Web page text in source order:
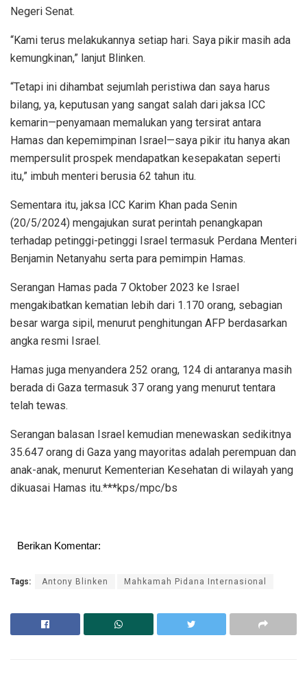
Negeri Senat.
“Kami terus melakukannya setiap hari. Saya pikir masih ada
kemungkinan,” lanjut Blinken.
“Tetapi ini dihambat sejumlah peristiwa dan saya harus
bilang, ya, keputusan yang sangat salah dari jaksa ICC
kemarin—penyamaan memalukan yang tersirat antara
Hamas dan kepemimpinan Israel—saya pikir itu hanya akan
mempersulit prospek mendapatkan kesepakatan seperti
itu,” imbuh menteri berusia 62 tahun itu.
Sementara itu, jaksa ICC Karim Khan pada Senin
(20/5/2024) mengajukan surat perintah penangkapan
terhadap petinggi-petinggi Israel termasuk Perdana Menteri
Benjamin Netanyahu serta para pemimpin Hamas.
Serangan Hamas pada 7 Oktober 2023 ke Israel
mengakibatkan kematian lebih dari 1.170 orang, sebagian
besar warga sipil, menurut penghitungan AFP berdasarkan
angka resmi Israel.
Hamas juga menyandera 252 orang, 124 di antaranya masih
berada di Gaza termasuk 37 orang yang menurut tentara
telah tewas.
Serangan balasan Israel kemudian menewaskan sedikitnya
35.647 orang di Gaza yang mayoritas adalah perempuan dan
anak-anak, menurut Kementerian Kesehatan di wilayah yang
dikuasai Hamas itu.***kps/mpc/bs
Berikan Komentar:
Tags: Antony Blinken Mahkamah Pidana Internasional